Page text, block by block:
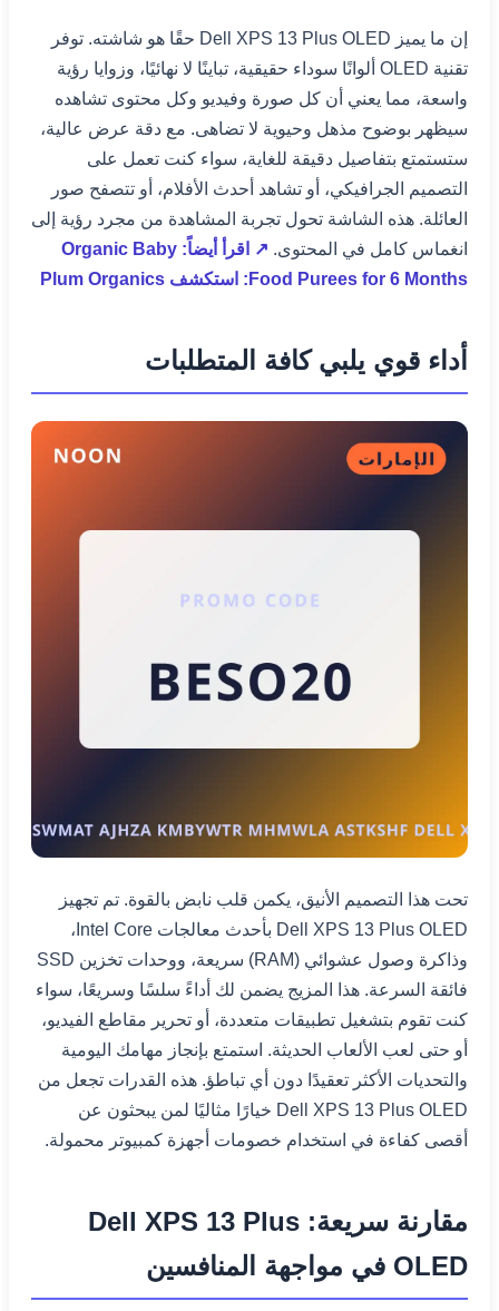
إن ما يميز Dell XPS 13 Plus OLED حقًا هو شاشته. توفر
تقنية OLED ألوانًا سوداء حقيقية، تباينًا لا نهائيًا، وزوايا رؤية
واسعة، مما يعني أن كل صورة وفيديو وكل محتوى تشاهده
سيظهر بوضوح مذهل وحيوية لا تضاهى. مع دقة عرض عالية،
ستستمتع بتفاصيل دقيقة للغاية، سواء كنت تعمل على
التصميم الجرافيكي، أو تشاهد أحدث الأفلام، أو تتصفح صور
العائلة. هذه الشاشة تحول تجربة المشاهدة من مجرد رؤية إلى
انغماس كامل في المحتوى.
↗ اقرأ أيضاً: Organic Baby
Food Purees for 6 Months: استكشف Plum Organics
أداء قوي يلبي كافة المتطلبات
تحت هذا التصميم الأنيق، يكمن قلب نابض بالقوة. تم تجهيز
Dell XPS 13 Plus OLED بأحدث معالجات Intel Core،
وذاكرة وصول عشوائي (RAM) سريعة، ووحدات تخزين SSD
فائقة السرعة. هذا المزيج يضمن لك أداءً سلسًا وسريعًا، سواء
كنت تقوم بتشغيل تطبيقات متعددة، أو تحرير مقاطع الفيديو،
أو حتى لعب الألعاب الحديثة. استمتع بإنجاز مهامك اليومية
والتحديات الأكثر تعقيدًا دون أي تباطؤ. هذه القدرات تجعل من
Dell XPS 13 Plus OLED خيارًا مثاليًا لمن يبحثون عن
أقصى كفاءة في استخدام خصومات أجهزة كمبيوتر محمولة.
مقارنة سريعة: Dell XPS 13 Plus
OLED في مواجهة المنافسين